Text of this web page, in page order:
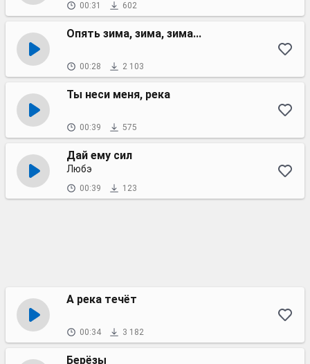
00:31 602
Опять зима, зима, зима...
00:28 2 103
Ты неси меня, река
00:39 575
Дай ему сил
Любэ
00:39 123
А река течёт
00:34 3 182
Берёзы